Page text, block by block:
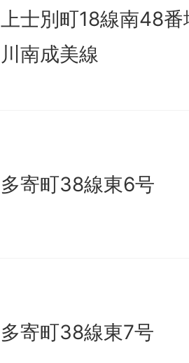
上士別町18線南48番
川南成美線
多寄町38線東6号
多寄町38線東7号